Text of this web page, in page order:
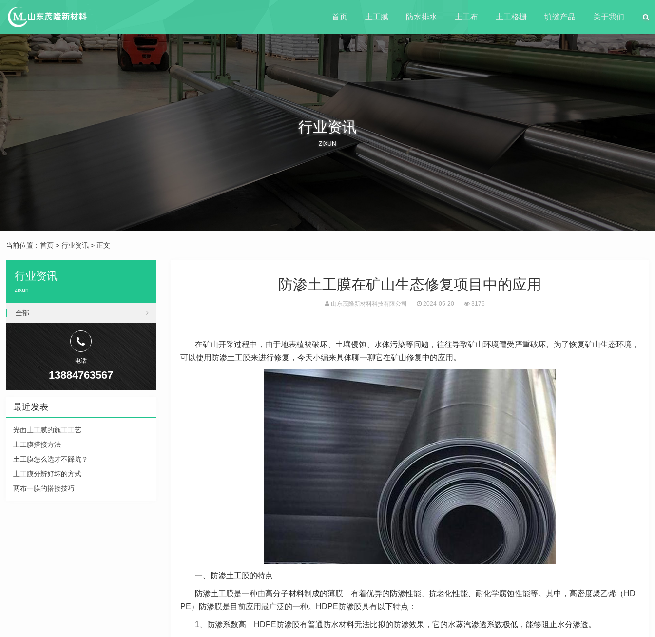
首页 土工膜 防水排水 土工布 土工格栅 填缝产品 关于我们
行业资讯
ZIXUN
当前位置： 首页 > 行业资讯 > 正文
防渗土工膜在矿山生态修复项目中的应用
山东茂隆新材料科技有限公司 2024-05-20 3176
在矿山开采过程中，由于地表植被破坏、土壤侵蚀、水体污染等问题，往往导致矿山环境遭受严重破坏。为了恢复矿山生态环境，
可以使用防渗土工膜来进行修复，今天小编来具体聊一聊它在矿山修复中的应用。
一、防渗土工膜的特点
防渗土工膜是一种由高分子材料制成的薄膜，有着优异的防渗性能、抗老化性能、耐化学腐蚀性能等。其中，高密度聚乙烯（HD
PE）防渗膜是目前应用最广泛的一种。HDPE防渗膜具有以下特点：
1、 防渗系数高：HDPE防渗膜有普通防水材料无法比拟的防渗效果，它的水蒸汽渗透系数极低，能够阻止水分渗透。
行业资讯
zixun
全部
电话
13884763567
最近发表
光面土工膜的施工工艺
土工膜搭接方法
土工膜怎么选才不踩坑？
土工膜分辨好坏的方式
两布一膜的搭接技巧